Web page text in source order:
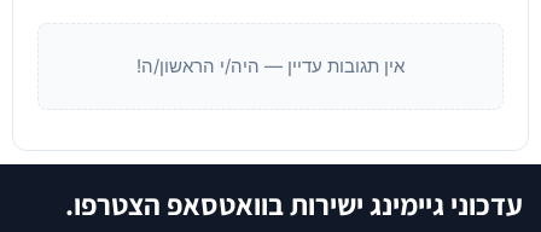
אין תגובות עדיין — היה/י הראשון/ה!
עדכוני גיימינג ישירות בוואטסאפ הצטרפו.